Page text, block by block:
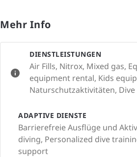
Mehr Info
DIENSTLEISTUNGEN
Air Fills, Nitrox, Mixed gas,
equipment rental, Kids
Naturschutzaktivitäten, Dive
ADAPTIVE DIENSTE
Barrierefreie Ausflüge und
diving, Personalized dive
support